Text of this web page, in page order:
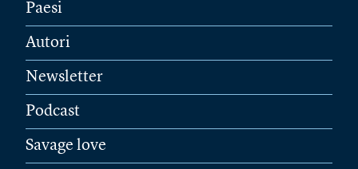
Paesi
Autori
Newsletter
Podcast
Savage love